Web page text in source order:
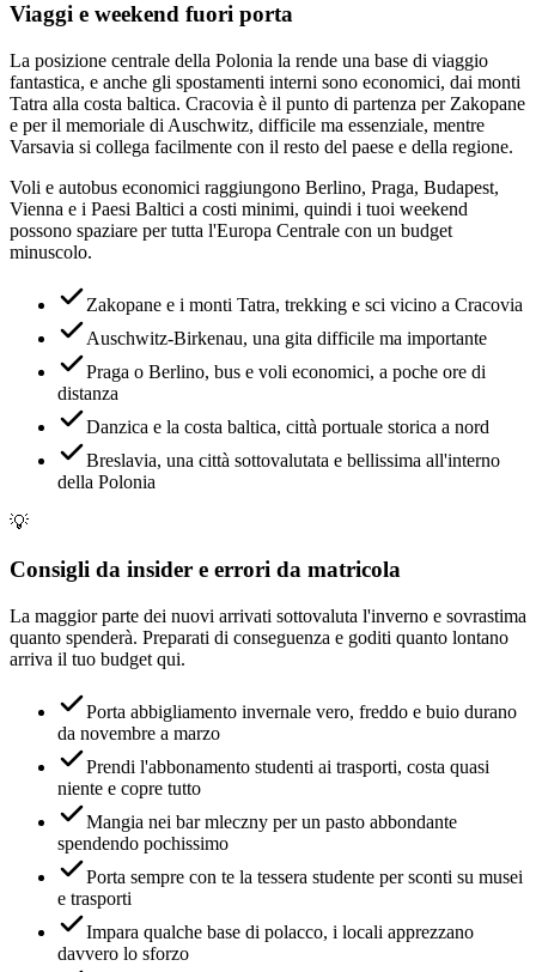
Viaggi e weekend fuori porta
La posizione centrale della Polonia la rende una base di viaggio
fantastica, e anche gli spostamenti interni sono economici, dai monti
Tatra alla costa baltica. Cracovia è il punto di partenza per Zakopane
e per il memoriale di Auschwitz, difficile ma essenziale, mentre
Varsavia si collega facilmente con il resto del paese e della regione.
Voli e autobus economici raggiungono Berlino, Praga, Budapest,
Vienna e i Paesi Baltici a costi minimi, quindi i tuoi weekend
possono spaziare per tutta l'Europa Centrale con un budget
minuscolo.
Zakopane e i monti Tatra, trekking e sci vicino a Cracovia
Auschwitz-Birkenau, una gita difficile ma importante
Praga o Berlino, bus e voli economici, a poche ore di
distanza
Danzica e la costa baltica, città portuale storica a nord
Breslavia, una città sottovalutata e bellissima all'interno
della Polonia
💡
Consigli da insider e errori da matricola
La maggior parte dei nuovi arrivati sottovaluta l'inverno e sovrastima
quanto spenderà. Preparati di conseguenza e goditi quanto lontano
arriva il tuo budget qui.
Porta abbigliamento invernale vero, freddo e buio durano
da novembre a marzo
Prendi l'abbonamento studenti ai trasporti, costa quasi
niente e copre tutto
Mangia nei bar mleczny per un pasto abbondante
spendendo pochissimo
Porta sempre con te la tessera studente per sconti su musei
e trasporti
Impara qualche base di polacco, i locali apprezzano
davvero lo sforzo